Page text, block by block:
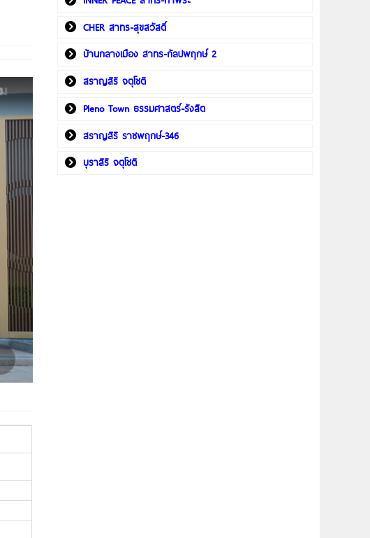
CHER สาทร-สุขสวัสดิ์
บ้านกลางเมือง สาทร-กัลปพฤกษ์ 2
สราญสิริ จตุโชติ
Pleno Town ธรรมศาสตร์-รังสิต
สราญสิริ ราชพฤกษ์-346
บุราสิริ จตุโชติ